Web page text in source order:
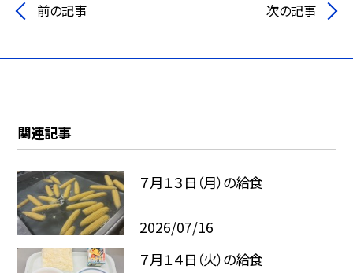
前の記事 次の記事
関連記事
７月１３日（月）の給食
2026/07/16
７月１４日（火）の給食